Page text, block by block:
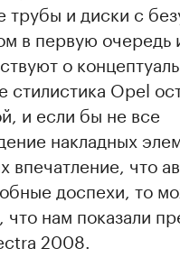
трубы и диски с
в первую очередь
о
Opel
и если бы не все
накладных
впечатление, что
доспехи, то
что нам показали
2008.